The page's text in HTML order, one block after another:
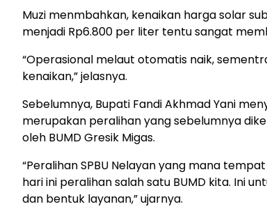
Muzi menmbahkan, kenaikan harga solar
menjadi Rp6.800 per liter tentu sangat
“Operasional melaut otomatis naik,
kenaikan,” jelasnya.
Sebelumnya, Bupati Fandi Akhmad Yani
merupakan peralihan yang sebelumnya
oleh BUMD Gresik Migas.
“Peralihan SPBU Nelayan yang mana
hari ini peralihan salah satu BUMD kita. Ini
dan bentuk layanan,” ujarnya.